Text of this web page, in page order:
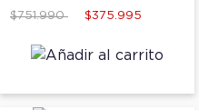
Price reduced from
$751.990to $375.995